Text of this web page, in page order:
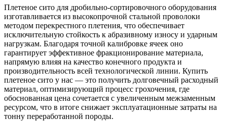
Плетеное сито для дробильно-сортировочного оборудования
изготавливается из высокопрочной стальной проволоки
методом перекрестного плетения, что обеспечивает
исключительную стойкость к абразивному износу и ударным
нагрузкам. Благодаря точной калибровке ячеек оно
гарантирует эффективное фракционирование материала,
напрямую влияя на качество конечного продукта и
производительность всей технологической линии. Купить
плетеное сито у нас — это получить долговечный расходный
материал, оптимизирующий процесс грохочения, где
обоснованная цена сочетается с увеличенным межзаменным
ресурсом, что в итоге снижает эксплуатационные затраты на
тонну переработанной породы.